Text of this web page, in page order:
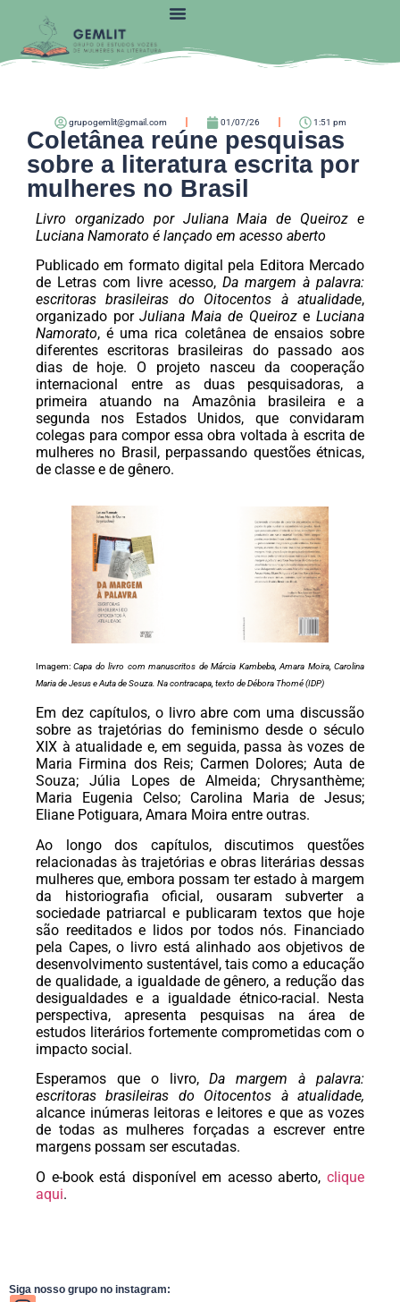
grupogemlit@gmail.com 01/07/26 1:51 pm
Coletânea reúne pesquisas
sobre a literatura escrita por
mulheres no Brasil
Livro organizado por Juliana Maia de Queiroz e
Luciana Namorato é lançado em acesso aberto
Publicado em formato digital pela Editora Mercado
de Letras com livre acesso, Da margem à palavra:
escritoras brasileiras do Oitocentos à atualidade,
organizado porJuliana Maia de QueirozeLuciana
Namorato, é uma rica coletânea de ensaios sobre
diferentes escritoras brasileiras do passado aos
dias de hoje. O projeto nasceu da cooperação
internacional entre as duas pesquisadoras, a
primeira atuando na Amazônia brasileira e a
segunda nos Estados Unidos, que convidaram
colegas para compor essa obra voltada à escrita de
mulheres no Brasil, perpassando questões étnicas,
de classe e de gênero.
Imagem: Capa do livro com manuscritos de Márcia Kambeba, Amara Moira, Carolina
Maria de Jesus e Auta de Souza. Na contracapa, texto de Débora Thomé (IDP)
Em dez capítulos, o livro abre com uma discussão
sobre as trajetórias do feminismo desde o século
XIX à atualidade e, em seguida, passa às vozes de
Maria Firmina dos Reis; Carmen Dolores; Auta de
Souza; Júlia Lopes de Almeida; Chrysanthème;
Maria Eugenia Celso; Carolina Maria de Jesus;
Eliane Potiguara, Amara Moira entre outras.
Ao longo dos capítulos, discutimos questões
relacionadas às trajetórias e obras literárias dessas
mulheres que, embora possam ter estado à margem
da historiografia oficial, ousaram subverter a
sociedade patriarcal e publicaram textos que hoje
são reeditados e lidos por todos nós. Financiado
pela Capes, o livro está alinhado aos objetivos de
desenvolvimento sustentável, tais como a educação
de qualidade, a igualdade de gênero, a redução das
desigualdades e a igualdade étnico-racial. Nesta
perspectiva, apresenta pesquisas na área de
estudos literários fortemente comprometidas com o
impacto social.
Esperamos que o livro,Da margem à palavra:
escritoras brasileiras do Oitocentos à atualidade,
alcance inúmeras leitoras e leitores e que as vozes
de todas as mulheres forçadas a escrever entre
margens possam ser escutadas.
O e-book está disponível em acesso aberto, clique
aqui.
Siga nosso grupo no instagram: